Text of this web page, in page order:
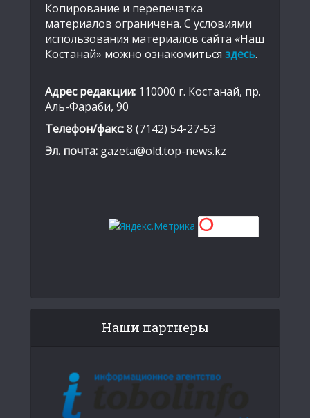
Копирование и перепечатка
материалов ограничена. С условиями
использования материалов сайта «Наш
Костанай» можно ознакомиться здесь.
Адрес редакции: 110000 г. Костанай, пр.
Аль-Фараби, 90
Телефон/факс:8 (7142) 54-27-53
Эл. почта: gazeta@old.top-news.kz
Наши партнеры